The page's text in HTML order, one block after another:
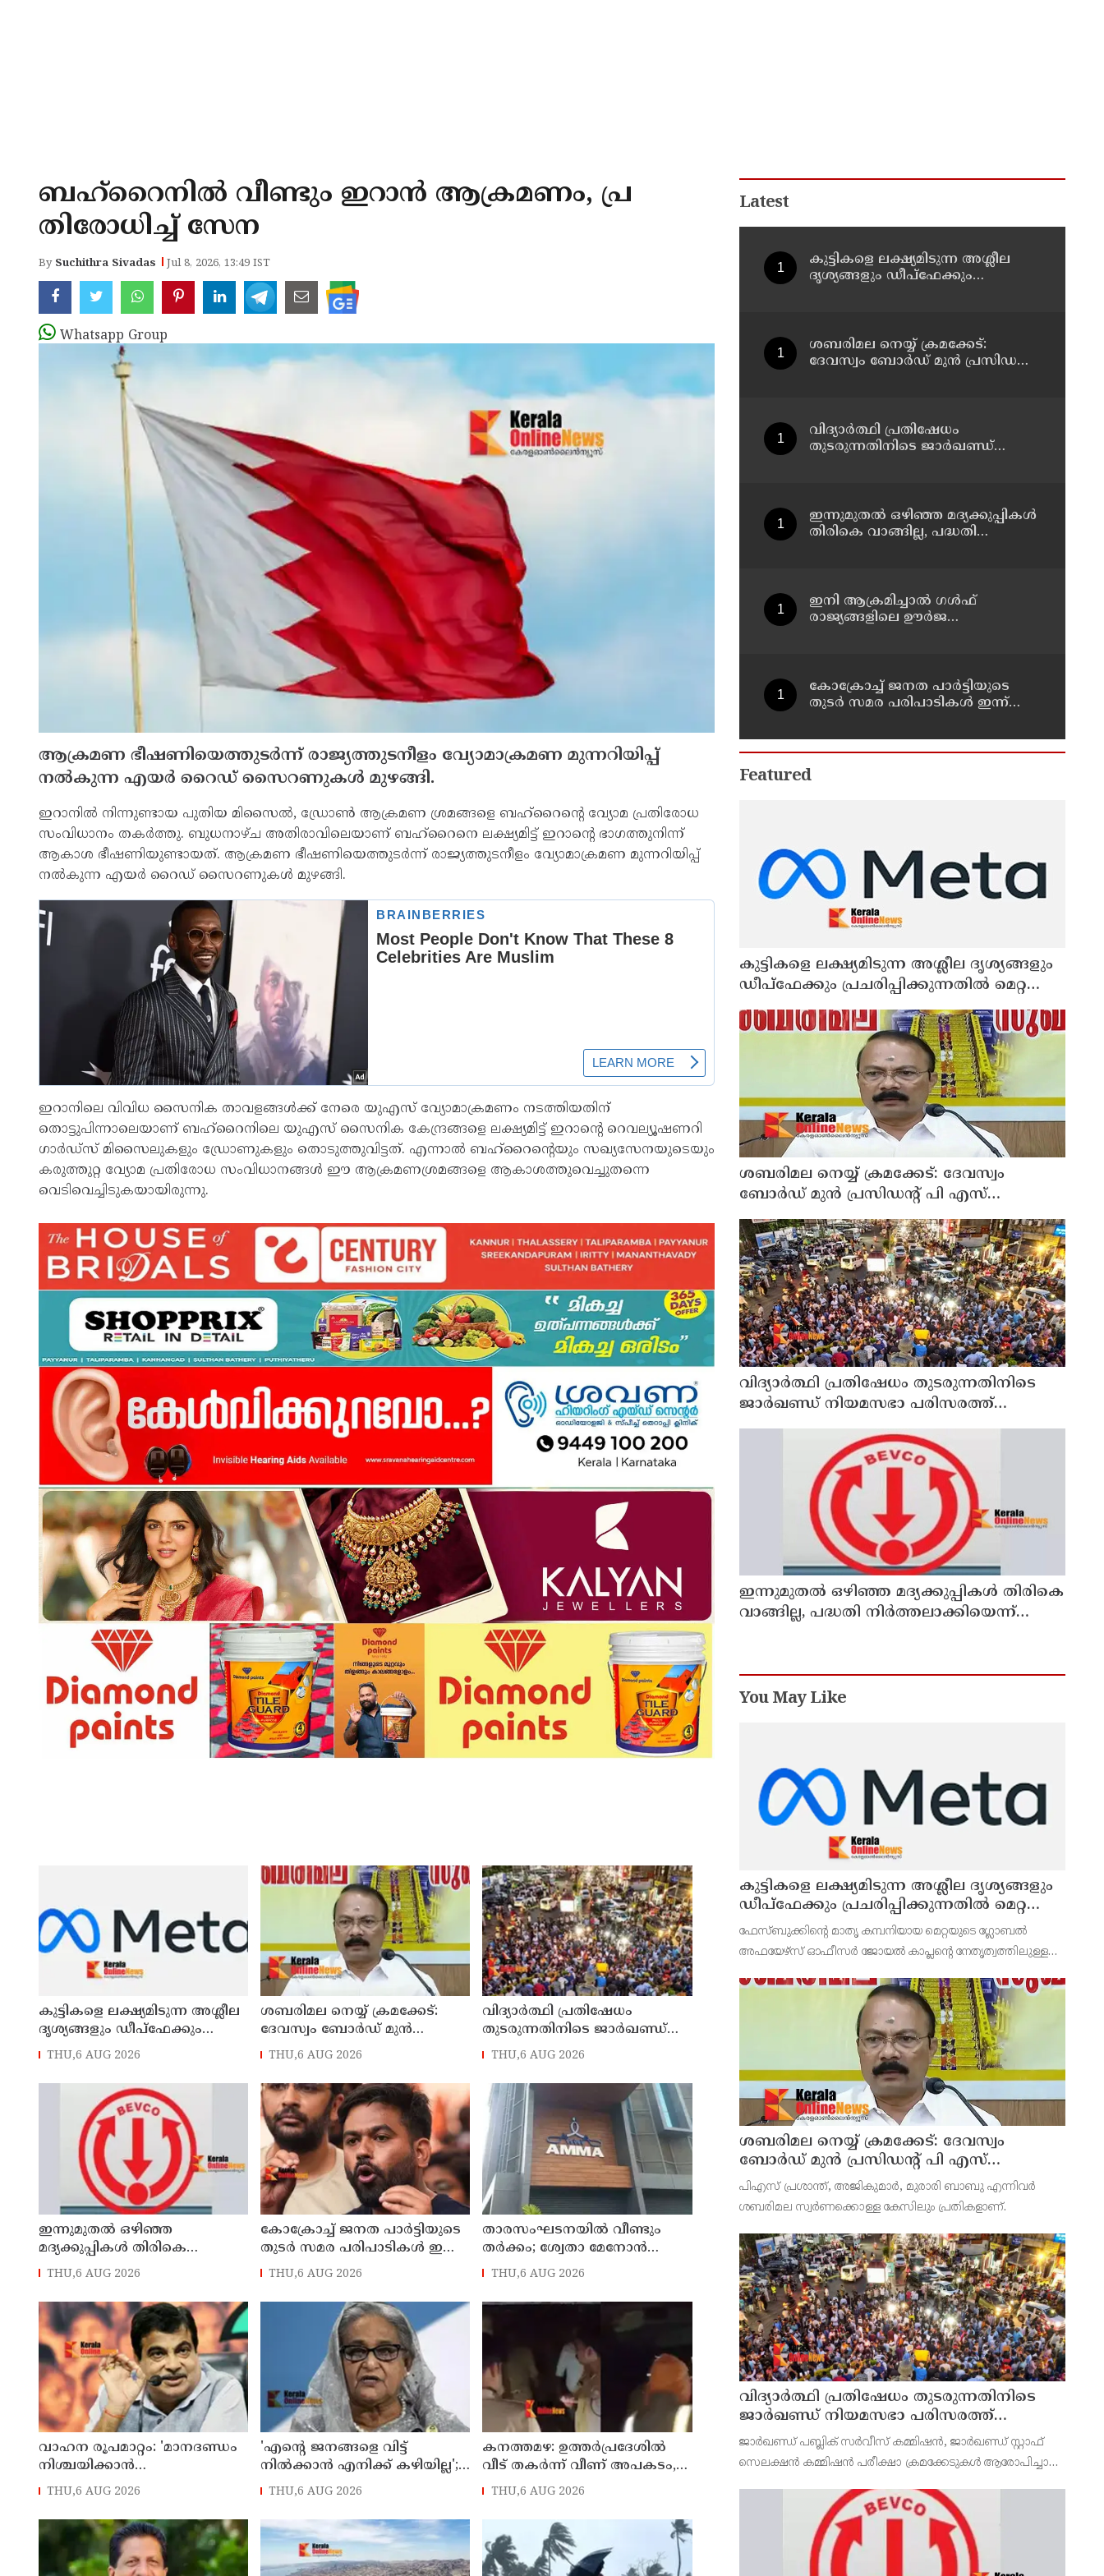
ബഹ്‌റൈനില്‍ വീണ്ടും ഇറാന്‍ ആക്രമണം, പ്ര
തിരോധിച്ച് സേന
By Suchithra Sivadas Jul 8, 2026, 13:49 IST
Whatsapp Group
ആക്രമണ ഭീഷണിയെത്തുടര്‍ന്ന് രാജ്യത്തുടനീളം വ്യോമാക്രമണ മുന്നറിയിപ്പ്
നല്‍കുന്ന എയര്‍ റൈഡ് സൈറണുകള്‍ മുഴങ്ങി.
ഇറാനില്‍ നിന്നുണ്ടായ പുതിയ മിസൈല്‍, ഡ്രോണ്‍ ആക്രമണ ശ്രമങ്ങളെ ബഹ്‌റൈന്റെ വ്യോമ പ്രതിരോധ
സംവിധാനം തകര്‍ത്തു. ബുധനാഴ്ച അതിരാവിലെയാണ് ബഹ്‌റൈനെ ലക്ഷ്യമിട്ട് ഇറാന്റെ ഭാഗത്തുനിന്ന്
ആകാശ ഭീഷണിയുണ്ടായത്. ആക്രമണ ഭീഷണിയെത്തുടര്‍ന്ന് രാജ്യത്തുടനീളം വ്യോമാക്രമണ മുന്നറിയിപ്പ്
നല്‍കുന്ന എയര്‍ റൈഡ് സൈറണുകള്‍ മുഴങ്ങി.
ഇറാനിലെ വിവിധ സൈനിക താവളങ്ങള്‍ക്ക് നേരെ യുഎസ് വ്യോമാക്രമണം നടത്തിയതിന്
തൊട്ടുപിന്നാലെയാണ് ബഹ്‌റൈനിലെ യുഎസ് സൈനിക കേന്ദ്രങ്ങളെ ലക്ഷ്യമിട്ട് ഇറാന്റെ റെവല്യൂഷണറി
ഗാര്‍ഡ്‌സ് മിസൈലുകളും ഡ്രോണുകളും തൊടുത്തുവിട്ടത്. എന്നാല്‍ ബഹ്‌റൈന്റെയും സഖ്യസേനയുടെയും
കരുത്തുറ്റ വ്യോമ പ്രതിരോധ സംവിധാനങ്ങള്‍ ഈ ആക്രമണശ്രമങ്ങളെ ആകാശത്തുവെച്ചുതന്നെ
വെടിവെച്ചിടുകയായിരുന്നു.
കുട്ടികളെ ലക്ഷ്യമിടുന്ന അശ്ലീല
ദൃശ്യങ്ങളും ഡീപ്ഫേക്കും
പ്രചരിപ്പിക്കുന്നതില്‍ മെറ്റ
THU,6 AUG 2026
ശബരിമല നെയ്യ് ക്രമക്കേട്:
ദേവസ്വം ബോര്‍ഡ് മുന്‍
പ്രസിഡന്റ് പി എസ്
ദേവസ്വം വിജിലന്‍സ്
THU,6 AUG 2026
വിദ്യാര്‍ത്ഥി പ്രതിഷേധം
തുടരുന്നതിനിടെ ജാര്‍ഖണ്ഡ്
നിയമസഭാ പരിസരത്ത്
THU,6 AUG 2026
ഇന്നുമുതല്‍ ഒഴിഞ്ഞ
മദ്യക്കുപ്പികള്‍ തിരികെ
വാങ്ങില്ല, പദ്ധതി
നിര്‍ത്തലാക്കിയെന്ന് നോട്ടീസ്
പ്രദര്‍ശിപ്പിക്കും
THU,6 AUG 2026
കോക്രോച്ച് ജനത പാര്‍ട്ടിയുടെ
തുടര്‍ സമര പരിപാടികള്‍ ഇന്ന്
പ്രഖ്യാപിക്കും
THU,6 AUG 2026
താരസംഘടനയില്‍ വീണ്ടും
തര്‍ക്കം; ശ്വേതാ മേനോന്‍
കമ്മിറ്റിയുടെ ഓണക്കിറ്റ്
വിതരണത്തിനെതിരെ
ഒരുവിഭാഗം താരങ്ങള്‍
THU,6 AUG 2026
വാഹന രൂപമാറ്റം: 'മാനദണ്ഡം
നിശ്ചയിക്കാന്‍
സംസ്ഥാനങ്ങള്‍ക്ക്
വ്യവസ്ഥകളുണ്ടെന്ന് നിതിന്‍
ഗഡ്കരി
THU,6 AUG 2026
'എന്റെ ജനങ്ങളെ വിട്ട്
നില്‍ക്കാന്‍ എനിക്ക് കഴിയില്ല';
ഡിസംബറില്‍
ഷെയ്ഖ് ഹസീന
THU,6 AUG 2026
കനത്തമഴ: ഉത്തര്‍പ്രദേശില്‍
വീട് തകര്‍ന്ന് വീണ് അപകടം,
രണ്ട് കുട്ടികള്‍ ഉള്‍പ്പടെ 6
THU,6 AUG 2026
Latest
കുട്ടികളെ ലക്ഷ്യമിടുന്ന അശ്ലീല
ദൃശ്യങ്ങളും ഡീപ്ഫേക്കും
ശബരിമല നെയ്യ് ക്രമക്കേട്:
ദേവസ്വം ബോര്‍ഡ് മുന്‍ പ്രസിഡന്റ്
വിദ്യാര്‍ത്ഥി പ്രതിഷേധം
തുടരുന്നതിനിടെ ജാര്‍ഖണ്ഡ്
ഇന്നുമുതല്‍ ഒഴിഞ്ഞ മദ്യക്കുപ്പികള്‍
തിരികെ വാങ്ങില്ല, പദ്ധതി
ഇനി ആക്രമിച്ചാല്‍ ഗള്‍ഫ്
രാജ്യങ്ങളിലെ ഊര്‍ജ
ഇറാന്റെ മുന്നറിയിപ്പ്
കോക്രോച്ച് ജനത പാര്‍ട്ടിയുടെ
തുടര്‍ സമര പരിപാടികള്‍ ഇന്ന്
Featured
കുട്ടികളെ ലക്ഷ്യമിടുന്ന അശ്ലീല ദൃശ്യങ്ങളും
ഡീപ്ഫേക്കും പ്രചരിപ്പിക്കുന്നതില്‍ മെറ്റ
കേന്ദ്രത്തോട് മാപ്പ് പറഞ്ഞു
ശബരിമല നെയ്യ് ക്രമക്കേട്: ദേവസ്വം
ബോര്‍ഡ് മുന്‍ പ്രസിഡന്റ് പി എസ്
പ്രശാന്തിനെ പ്രതിയാക്കും: ദേവസ്വം
വിജിലന്‍സ്
വിദ്യാര്‍ത്ഥി പ്രതിഷേധം തുടരുന്നതിനിടെ
ജാര്‍ഖണ്ഡ് നിയമസഭാ പരിസരത്ത്
നിരോധനാജ്ഞ
ഇന്നുമുതല്‍ ഒഴിഞ്ഞ മദ്യക്കുപ്പികള്‍ തിരികെ
വാങ്ങില്ല, പദ്ധതി നിര്‍ത്തലാക്കിയെന്ന്
You May Like
കുട്ടികളെ ലക്ഷ്യമിടുന്ന അശ്ലീല ദൃശ്യങ്ങളും
ഡീപ്ഫേക്കും പ്രചരിപ്പിക്കുന്നതില്‍ മെറ്റ
കേന്ദ്രത്തോട് മാപ്പ് പറഞ്ഞു
ഫേസ്ബുക്കിന്റെ മാതൃ കമ്പനിയായ മെറ്റയുടെ ഗ്ലോബല്‍
അഫയേഴ്‌സ് ഓഫീസര്‍ ജോയല്‍ കാപ്ലന്റെ നേതൃത്വത്തിലുള്ള
കൂടിക്കാഴ്ചയില്‍ ശക്തമായ മുന്നറിയിപ്പാണ് നല്‍കിയ
ശബരിമല നെയ്യ് ക്രമക്കേട്: ദേവസ്വം
ബോര്‍ഡ് മുന്‍ പ്രസിഡന്റ് പി എസ്
പ്രശാന്തിനെ പ്രതിയാക്കും: ദേവസ്വം
വിജിലന്‍സ്
പിഎസ് പ്രശാന്ത്, അജികുമാര്‍, മുരാരി ബാബു എന്നിവര്‍
ശബരിമല സ്വര്‍ണക്കൊള്ള കേസിലും പ്രതികളാണ്.
വിദ്യാര്‍ത്ഥി പ്രതിഷേധം തുടരുന്നതിനിടെ
ജാര്‍ഖണ്ഡ് നിയമസഭാ പരിസരത്ത്
നിരോധനാജ്ഞ
ജാര്‍ഖണ്ഡ് പബ്ലിക് സര്‍വീസ് കമ്മിഷന്‍, ജാര്‍ഖണ്ഡ് സ്റ്റാഫ്
സെലക്ഷന്‍ കമ്മിഷന്‍ പരീക്ഷാ ക്രമക്കേടുകള്‍ ആരോപിച്ചാണ്